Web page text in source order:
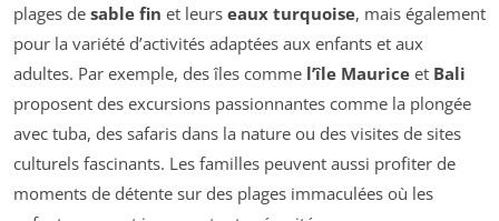
plages de sable fin et leurs eaux turquoise, mais également
pour la variété d’activités adaptées aux enfants et aux
adultes. Par exemple, des îles comme l’île Maurice et Bali
proposent des excursions passionnantes comme la plongée
avec tuba, des safaris dans la nature ou des visites de sites
culturels fascinants. Les familles peuvent aussi profiter de
moments de détente sur des plages immaculées où les